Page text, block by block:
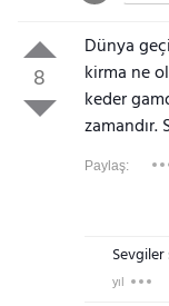
8
Dünya
kirma ne
keder
zamandır.
Paylaş:
yıl